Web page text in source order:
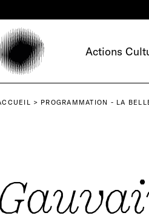
Actions
PROGRAMMATION - LA